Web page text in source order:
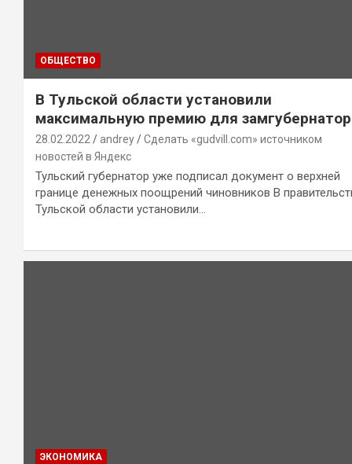
ОБЩЕСТВО
В Тульской области установили
максимальную премию для
28.02.2022 andrey
Сделать «gudvill.com» источником
новостей в Яндекс
Тульский губернатор уже подписал документ о верхней
границе денежных поощрений чиновников В
Тульской области установили…
ЭКОНОМИКА